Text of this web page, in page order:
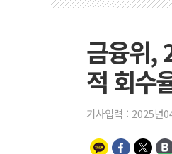
금융위,
적 회수
기사입력 : 2025년